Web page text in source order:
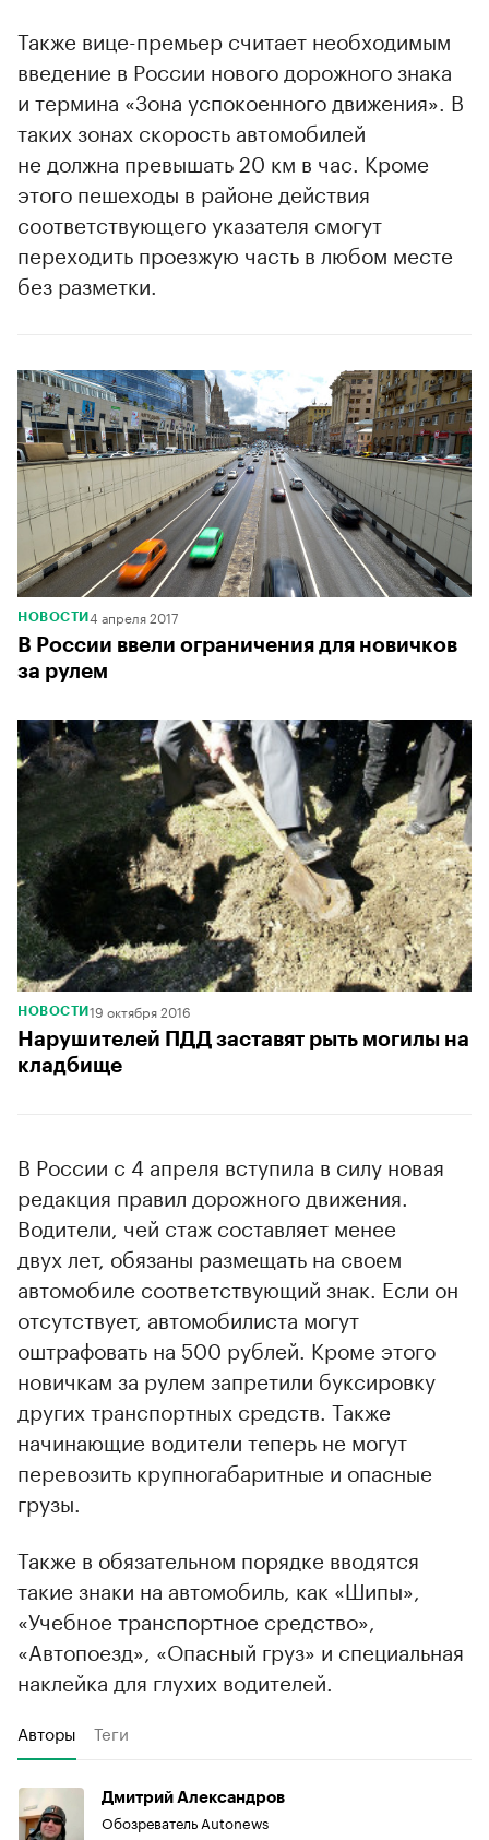
Также вице-премьер считает необходимым
введение в России нового дорожного знака
и термина «Зона успокоенного движения». В
таких зонах скорость автомобилей
не должна превышать 20 км в час. Кроме
этого пешеходы в районе действия
соответствующего указателя смогут
переходить проезжую часть в любом месте
без разметки.
НОВОСТИ 4 апреля 2017
В России ввели ограничения для новичков
за рулем
НОВОСТИ 19 октября 2016
Нарушителей ПДД заставят рыть могилы на
кладбище
В России с 4 апреля вступила в силу новая
редакция правил дорожного движения.
Водители, чей стаж составляет менее
двух лет, обязаны размещать на своем
автомобиле соответствующий знак. Если он
отсутствует, автомобилиста могут
оштрафовать на 500 рублей. Кроме этого
новичкам за рулем запретили буксировку
других транспортных средств. Также
начинающие водители теперь не могут
перевозить крупногабаритные и опасные
грузы.
Также в обязательном порядке вводятся
такие знаки на автомобиль, как «Шипы»,
«Учебное транспортное средство»,
«Автопоезд», «Опасный груз» и специальная
наклейка для глухих водителей.
Авторы Теги
Дмитрий Александров
Обозреватель Autonews